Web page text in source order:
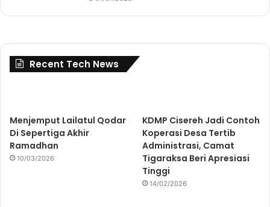
Recent Tech News
Menjemput Lailatul Qodar
Di Sepertiga Akhir
Ramadhan
10/03/2026
KDMP Cisereh Jadi Contoh
Koperasi Desa Tertib
Administrasi, Camat
Tigaraksa Beri Apresiasi
Tinggi
14/02/2026